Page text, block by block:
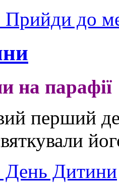
Прийди до
на парафії
перший
День Дитини